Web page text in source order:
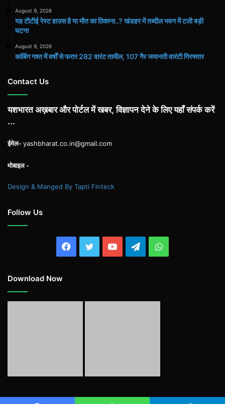
August 9, 2026
यह टीटीई रेस्ट हाउस है या मौत का ठिकाना..? खंडहर में तब्दील भवन में टली बड़ी
घटना
August 9, 2026
कांबिंग गश्त में वर्षों से फरार 282 वारंट तामील, 107 गैर जमानती वारंटी गिरफ्तार
Contact Us
यशभारत अख़बार और पोर्टल में खबर, विज्ञापन देने के लिए यहाँ संपर्क करें
...
ईमेल-yashbharat.co.in@gmail.com
मोबाइल -
Design & Manged By Tapti Finteck
Follow Us
Facebook
TwitterYouTubeTelegramWhatsApp
Download Now